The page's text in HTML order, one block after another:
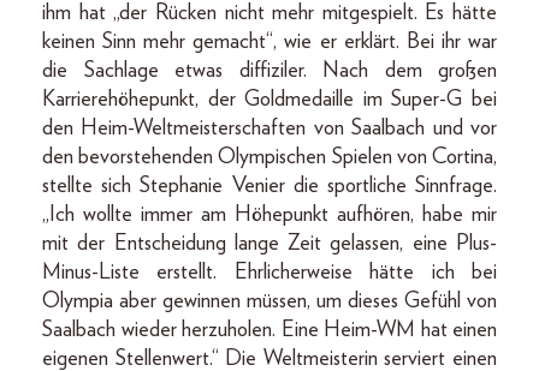
ihm hat „der Rücken nicht mehr mitgespielt. Es hätte
keinen Sinn mehr gemacht“, wie er erklärt. Bei ihr war
die Sachlage etwas diffiziler. Nach dem großen
Karrierehöhepunkt, der Goldmedaille im Super-G bei
den Heim-Weltmeisterschaften von Saalbach und vor
den bevorstehenden Olympischen Spielen von Cortina,
stellte sich Stephanie Venier die sportliche Sinnfrage.
„Ich wollte immer am Höhepunkt aufhören, habe mir
mit der Entscheidung lange Zeit gelassen, eine Plus-
Minus-Liste erstellt. Ehrlicherweise hätte ich bei
Olympia aber gewinnen müssen, um dieses Gefühl von
Saalbach wieder herzuholen. Eine Heim-WM hat einen
eigenen Stellenwert.“ Die Weltmeisterin serviert einen